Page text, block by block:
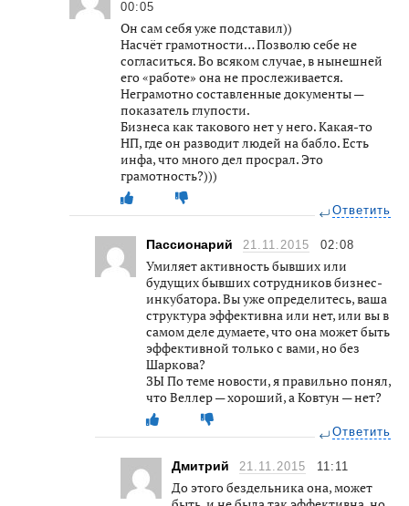
00:05
Он сам себя уже подставил))
Насчёт грамотности… Позволю себе не
согласиться. Во всяком случае, в нынешней
его «работе» она не прослеживается.
Неграмотно составленные документы —
показатель глупости.
Бизнеса как такового нет у него. Какая-то
НП, где он разводит людей на бабло. Есть
инфа, что много дел просрал. Это
грамотность?)))
Ответить
Пассионарий 21.11.2015 02:08
Умиляет активность бывших или
будущих бывших сотрудников бизнес-
инкубатора. Вы уже определитесь, ваша
структура эффективна или нет, или вы в
самом деле думаете, что она может быть
эффективной только с вами, но без
Шаркова?
ЗЫ По теме новости, я правильно понял,
что Веллер — хороший, а Ковтун — нет?
Ответить
Дмитрий 21.11.2015 11:11
До этого бездельника она, может